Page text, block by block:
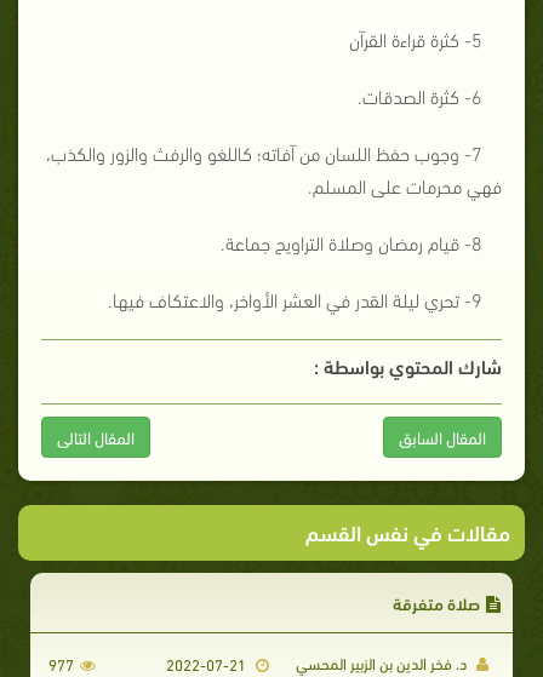
5- كثرة قراءة القرآن
6- كثرة الصدقات.
7- وجوب حفظ اللسان من آفاته؛ كاللغو والرفث والزور والكذب،
فهي محرمات على المسلم.
8- قيام رمضان وصلاة التراويح جماعة.
9- تحري ليلة القدر في العشر الأواخر، والاعتكاف فيها.
شارك المحتوي بواسطة :
المقال السابق المقال التالى
مقالات في نفس القسم
صلاة متفرقة
د. فخر الدين بن الزبير المحسي 977